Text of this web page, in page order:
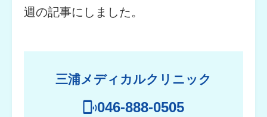
週の記事にしました。
三浦メディカルクリニック
046-888-0505